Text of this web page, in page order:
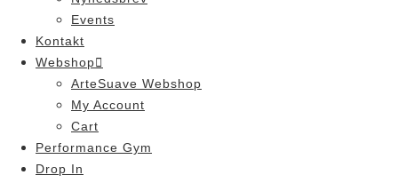
Events
Kontakt
Webshop
ArteSuave Webshop
My Account
Cart
Performance Gym
Drop In